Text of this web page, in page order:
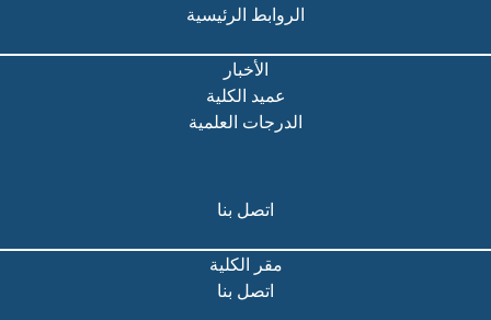
اتصل بنا
مقر الكلية
اتصل بنا
الروابط الرئيسية
الأخبار
عميد الكلية
الدرجات العلمية